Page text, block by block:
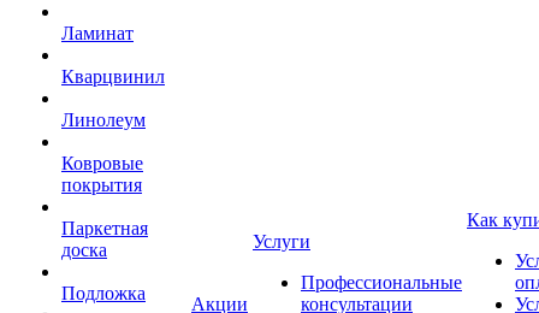
Ламинат
Кварцвинил
Линолеум
Ковровые
покрытия
Паркетная
доска
Подложка
Акции
Услуги
Профессиональные
консультации
Как